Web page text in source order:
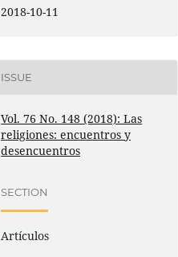
2018-10-11
ISSUE
Vol. 76 No. 148 (2018): Las
religiones: encuentros y
desencuentros
SECTION
Artículos